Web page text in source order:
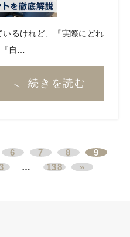
るけれど、『実際にどれ
自…
続きを読む
6 7 8
9
… 138 »